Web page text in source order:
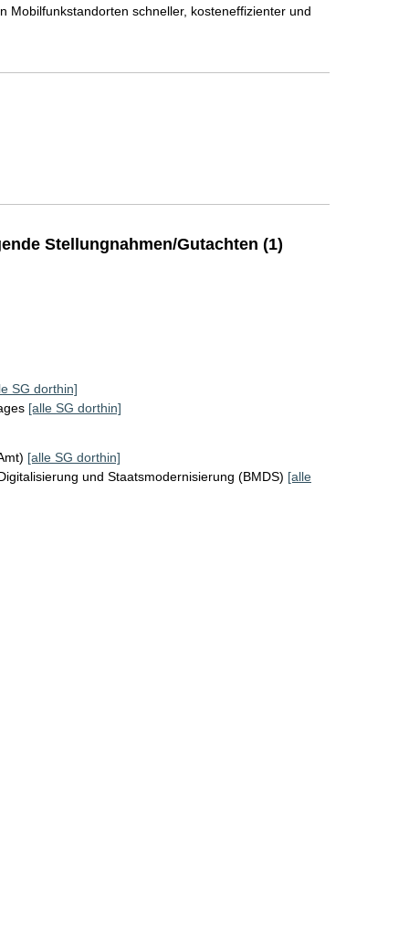
Mobilfunkstandorten schneller, kosteneffizienter und
Stellungnahmen/Gutachten (1)
SG dorthin]
[alle SG dorthin]
[alle SG dorthin]
und Staatsmodernisierung (BMDS) [alle